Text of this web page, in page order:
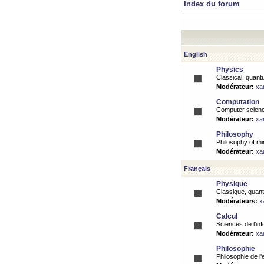
Index du forum
English
Physics
Classical,
Modérateur:
Computation
Computer
Modérateur:
Philosophy
Philosophy of
Modérateur:
Français
Physique
Classique,
Modérateurs:
Calcul
Sciences de
Modérateur:
Philosophie
Philosophie de